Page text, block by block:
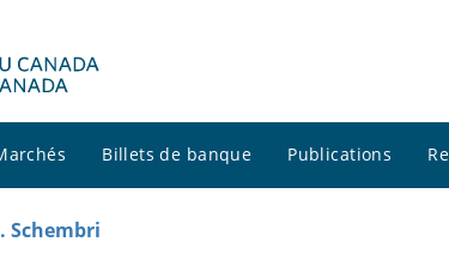
Billets de banque Publications
Schembri